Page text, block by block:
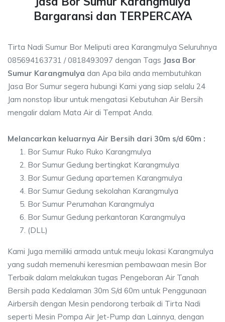
Bargaransi dan TERPERCAYA
Tirta Nadi Sumur Bor Meliputi area Karangmulya Seluruhnya
085694163731 / 0818493097 dengan Tags Jasa Bor
Sumur Karangmulya dan Apa bila anda membutuhkan
Jasa Bor Sumur segera hubungi Kami yang siap selalu 24
Jam nonstop libur untuk mengatasi Kebutuhan Air Bersih
mengalir dalam Mata Air di Tempat Anda.
Melancarkan keluarnya Air Bersih dari 30m s/d 60m :
Bor Sumur Ruko Ruko Karangmulya
Bor Sumur Gedung bertingkat Karangmulya
Bor Sumur Gedung apartemen Karangmulya
Bor Sumur Gedung sekolahan Karangmulya
Bor Sumur Perumahan Karangmulya
Bor Sumur Gedung perkantoran Karangmulya
(DLL)
Kami Juga memiliki armada untuk meuju lokasi Karangmulya
yang sudah memenuhi keresmian pembawaan mesin Bor
Terbaik dalam melakukan tugas Pengeboran Air Tanah
Bersih pada Kedalaman 30m S/d 60m untuk Penggunaan
Airbersih dengan Mesin pendorong terbaik di Tirta Nadi
seperti Mesin Pompa Air Jet-Pump dan Lainnya, dengan